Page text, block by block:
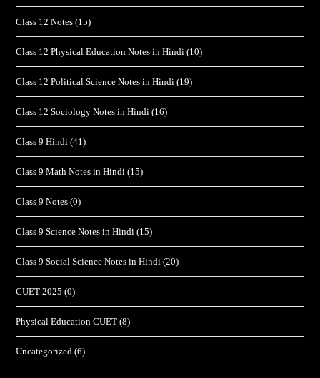
Class 12 Notes (15)
Class 12 Physical Education Notes in Hindi (10)
Class 12 Political Science Notes in Hindi (19)
Class 12 Sociology Notes in Hindi (16)
Class 9 Hindi (41)
Class 9 Math Notes in Hindi (15)
Class 9 Notes (0)
Class 9 Science Notes in Hindi (15)
Class 9 Social Science Notes in Hindi (20)
CUET 2025 (0)
Physical Education CUET (8)
Uncategorized (6)